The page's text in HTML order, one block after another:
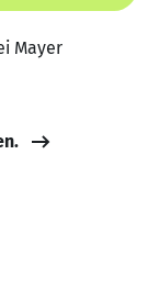
Mayer